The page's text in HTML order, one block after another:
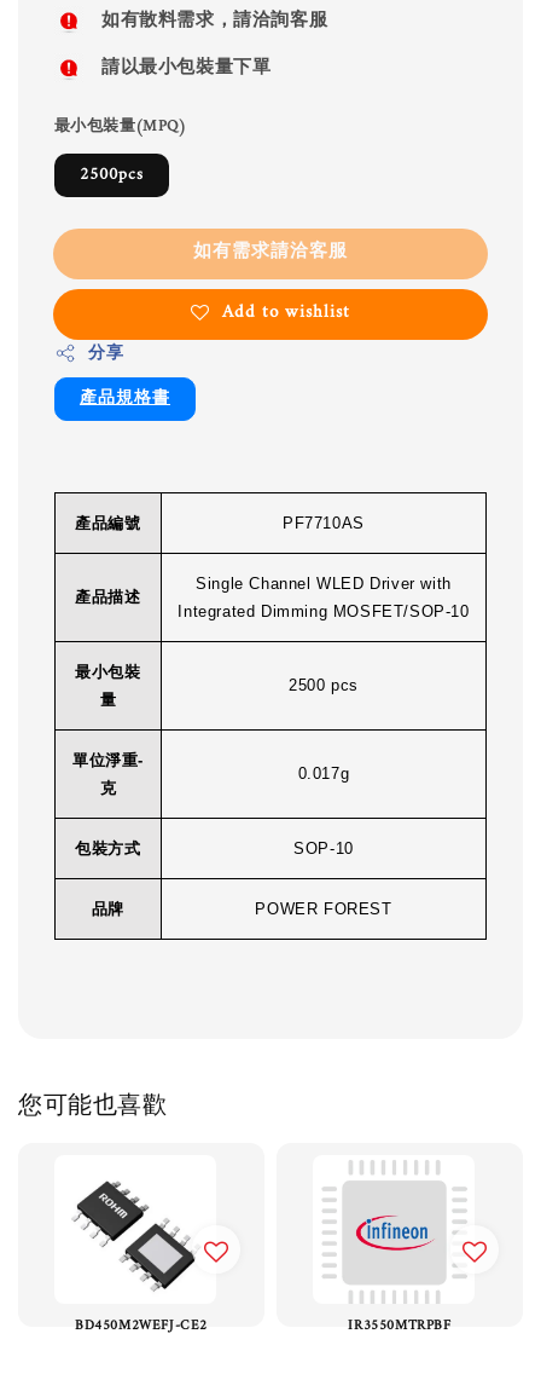
如有散料需求，請洽詢客服
請以最小包裝量下單
最小包裝量(MPQ)
2500pcs
如有需求請洽客服
Add to wishlist
分享
產品規格書
產品編號 PF7710AS
產品描述
Single Channel WLED Driver with
Integrated Dimming MOSFET/SOP-10
最小包裝
量
2500 pcs
單位淨重-
克
0.017g
包裝方式 SOP-10
品牌 POWER FOREST
您可能也喜歡
BD450M2WEFJ-CE2 IR3550MTRPBF